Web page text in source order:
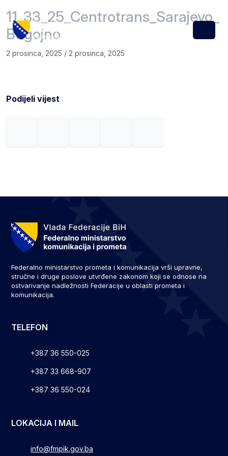
Menu
11_33_25_Centrotrans_Sarajevo_
Bugojno
2 prosinca, 2025 / 2 prosinca, 2025
Podijeli vijest
Federalno ministarstvo prometa i komunikacija vrši upravne,
stručne i druge poslove utvrđene zakonom koji se odnose na
ostvarivanje nadležnosti Federacije u oblasti prometa i
komunikacija.
TELEFON
+387 36 550-025
+387 33 668-907
+387 36 550-024
LOKACIJA I MAIL
info@fmpik.gov.ba